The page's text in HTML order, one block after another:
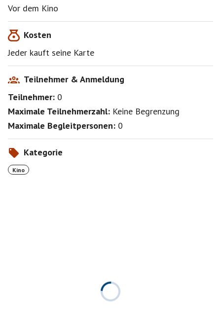
Vor dem Kino
Kosten
Jeder kauft seine Karte
Teilnehmer & Anmeldung
Teilnehmer: 0
Maximale Teilnehmerzahl: Keine Begrenzung
Maximale Begleitpersonen: 0
Kategorie
Kino